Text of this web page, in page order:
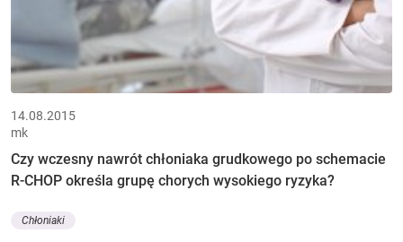
14.08.2015
mk
Czy wczesny nawrót chłoniaka grudkowego po schemacie
R-CHOP określa grupę chorych wysokiego ryzyka?
Chłoniaki